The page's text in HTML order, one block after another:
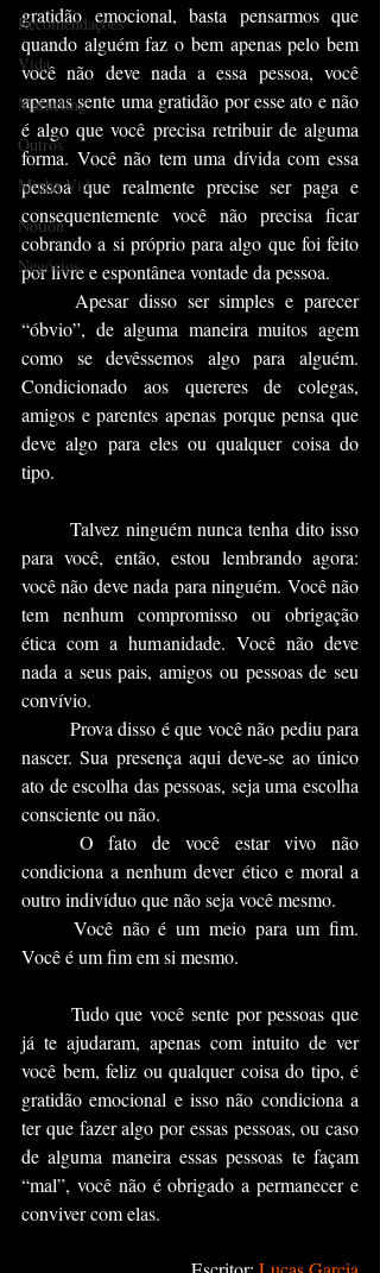
Recomendações
Vida
Marketing
Outros
Minha Vida
Notion
Negócios
gratidão emocional, basta pensarmos que
quando alguém faz o bem apenas pelo bem
você não deve nada a essa pessoa, você
apenas sente uma gratidão por esse ato e não
é algo que você precisa retribuir de alguma
forma. Você não tem uma dívida com essa
pessoa que realmente precise ser paga e
consequentemente você não precisa ficar
cobrando a si próprio para algo que foi feito
por livre e espontânea vontade da pessoa.
“óbvio”, de alguma maneira muitos agem
como se devêssemos algo para alguém.
Condicionado aos quereres de colegas,
amigos e parentes apenas porque pensa que
deve algo para eles ou qualquer coisa do
tipo.
	Talvez ninguém nunca tenha dito isso
para você, então, estou lembrando agora:
você não deve nada para ninguém. Você não
tem nenhum compromisso ou obrigação
ética com a humanidade. Você não deve
nada a seus pais, amigos ou pessoas de seu
convívio.
nascer. Sua presença aqui deve-se ao único
ato de escolha das pessoas, seja uma escolha
consciente ou não.
condiciona a nenhum dever ético e moral a
outro indivíduo que não seja você mesmo.
Você é um fim em si mesmo.
já te ajudaram, apenas com intuito de ver
você bem, feliz ou qualquer coisa do tipo, é
gratidão emocional e isso não condiciona a
ter que fazer algo por essas pessoas, ou caso
de alguma maneira essas pessoas te façam
“mal”, você não é obrigado a permanecer e
conviver com elas.